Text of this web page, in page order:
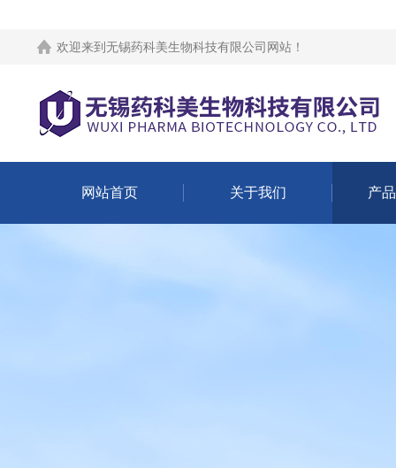
欢迎来到 无锡药科美生物科技有限公司网站 ！
网站首页 关于我们 产